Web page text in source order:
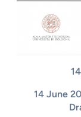
14 June